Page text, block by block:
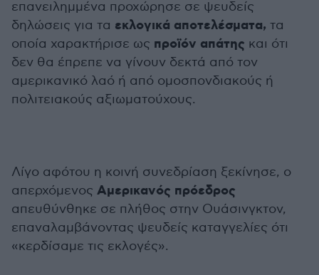
επανειλημμένα προχώρησε σε ψευδείς
δηλώσεις για τα εκλογικά αποτελέσματα, τα
οποία χαρακτήρισε ως προϊόν απάτης και ότι
δεν θα έπρεπε να γίνουν δεκτά από τον
αμερικανικό λαό ή από ομοσπονδιακούς ή
πολιτειακούς αξιωματούχους.
Λίγο αφότου η κοινή συνεδρίαση ξεκίνησε, ο
απερχόμενος Αμερικανός πρόεδρος
απευθύνθηκε σε πλήθος στην Ουάσινγκτον,
επαναλαμβάνοντας ψευδείς καταγγελίες ότι
«κερδίσαμε τις εκλογές».